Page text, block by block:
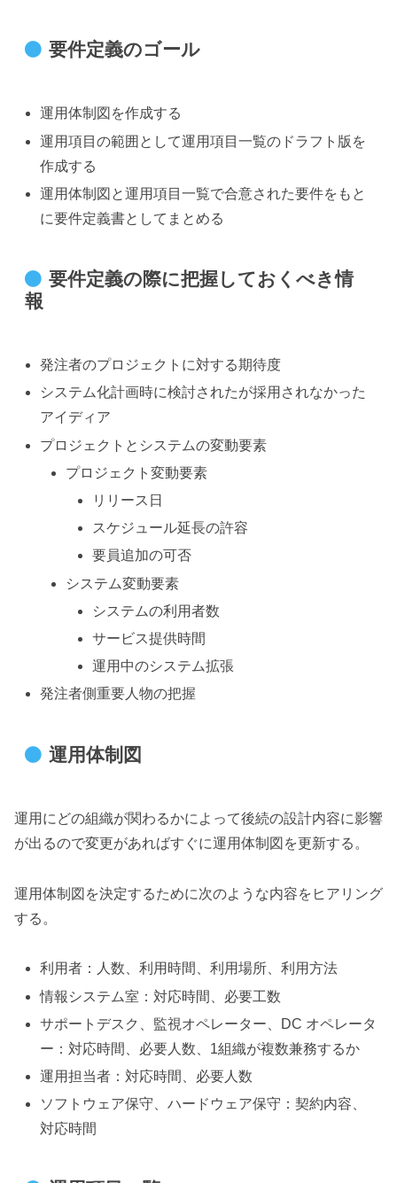
要件定義のゴール
運用体制図を作成する
運用項目の範囲として運用項目一覧のドラフト版を
作成する
運用体制図と運用項目一覧で合意された要件をもと
に要件定義書としてまとめる
要件定義の際に把握しておくべき情
報
発注者のプロジェクトに対する期待度
システム化計画時に検討されたが採用されなかった
アイディア
プロジェクトとシステムの変動要素
プロジェクト変動要素
リリース日
スケジュール延長の許容
要員追加の可否
システム変動要素
システムの利用者数
サービス提供時間
運用中のシステム拡張
発注者側重要人物の把握
運用体制図
運用にどの組織が関わるかによって後続の設計内容に影響
が出るので変更があればすぐに運用体制図を更新する。
運用体制図を決定するために次のような内容をヒアリング
する。
利用者：人数、利用時間、利用場所、利用方法
情報システム室：対応時間、必要工数
サポートデスク、監視オペレーター、DC オペレータ
ー：対応時間、必要人数、1組織が複数兼務するか
運用担当者：対応時間、必要人数
ソフトウェア保守、ハードウェア保守：契約内容、
対応時間